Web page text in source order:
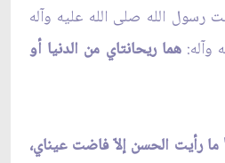
رسول الله صلى الله عليه وآله
وآله:هما ريحانتاي من الدنيا أو
رأيت الحسن إلاّ فاضت عيناي،